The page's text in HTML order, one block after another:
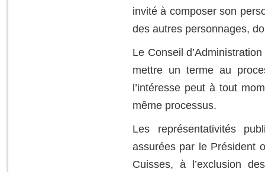
invité à composer son
des autres personnages,
Le Conseil
mettre un terme au
l’intéresse peut à tout
même processus.
Les représentativités
assurées par le Président
Cuisses, à l’exclusion